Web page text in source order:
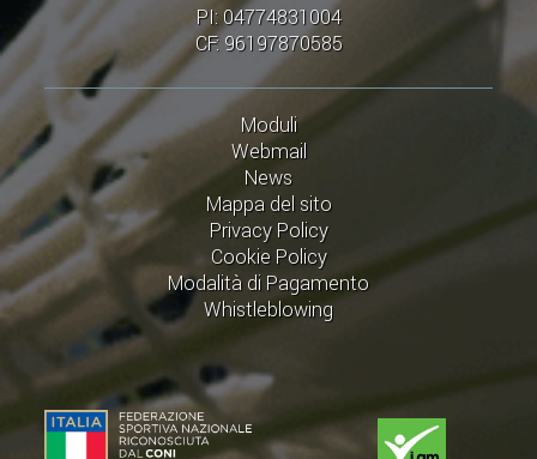
PI: 04774831004
CF: 96197870585
Moduli
Webmail
News
Mappa del sito
Privacy Policy
Cookie Policy
Modalità di Pagamento
Whistleblowing